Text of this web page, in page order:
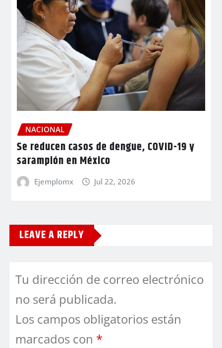
NACIONAL
Se reducen casos de dengue, COVID-19 y
sarampión en México
Ejemplomx Jul 22, 2026
LEAVE A REPLY
Tu dirección de correo electrónico
no será publicada.
Los campos obligatorios están
marcados con *